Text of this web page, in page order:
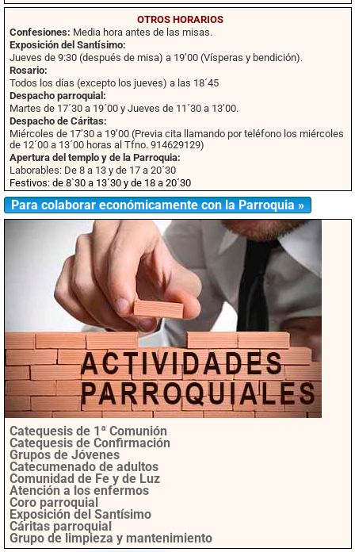
OTROS HORARIOS
Confesiones: Media hora antes de las misas.
Exposición del Santísimo:
Jueves de 9:30 (después de misa) a 19’00 (Vísperas y bendición).
Rosario:
Todos los días (excepto los jueves) a las 18´45
Despacho parroquial:
Martes de 17´30 a 19´00 y Jueves de 11´30 a 13’00.
Despacho de Cáritas:
Miércoles de 17’30 a 19’00 (Previa cita llamando por teléfono los miércoles
de 12´00 a 13´00 horas al Tfno. 914629129)
Apertura del templo y de la Parroquia:
Laborables: De 8 a 13 y de 17 a 20´30
Festivos: de 8`30 a 13´30 y de 18 a 20´30
Para colaborar económicamente con la Parroquia »
Catequesis de 1ª Comunión
Catequesis de Confirmación
Grupos de Jóvenes
Catecumenado de adultos
Comunidad de Fe y de Luz
Atención a los enfermos
Coro parroquial
Exposición del Santísimo
Cáritas parroquial
Grupo de limpieza y mantenimiento